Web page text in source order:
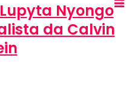
Nyongo
da Calvin